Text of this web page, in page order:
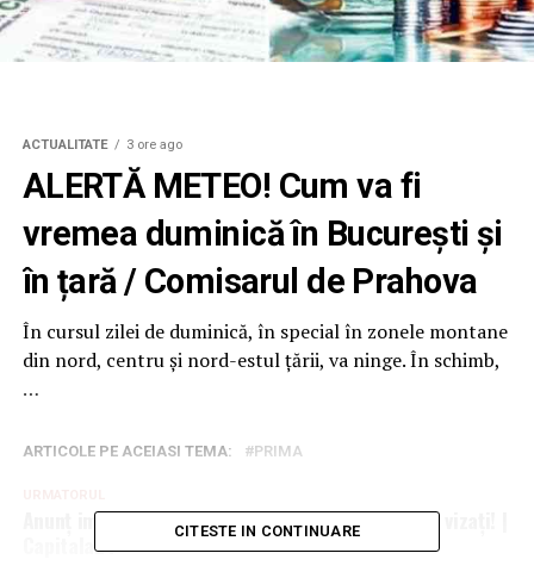
ACTUALITATE 3 ore ago
ALERTĂ METEO! Cum va fi
vremea duminică în București și
în țară / Comisarul de Prahova
În cursul zilei de duminică, în special în zonele montane
din nord, centru şi nord-estul ţării, va ninge. În schimb,
…
ARTICOLE PE ACEIASI TEMA: PRIMA
Anunț important despre pensii! Toți românii sunt vizați! |
Capitala24
CITESTE IN CONTINUARE